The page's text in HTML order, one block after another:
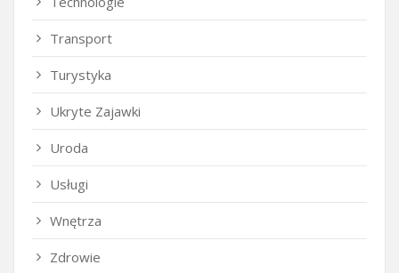
Transport
Turystyka
Ukryte Zajawki
Uroda
Usługi
Wnętrza
Zdrowie